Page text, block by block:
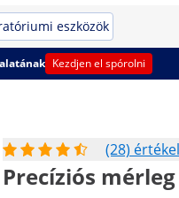
eszközök
Kezdjen el spórolni
(28)
Precíziós